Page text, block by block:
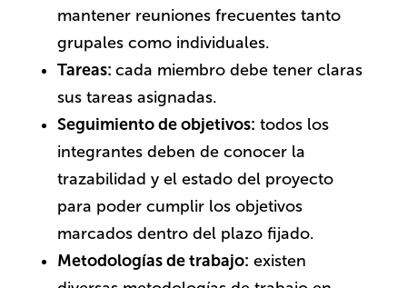
mantener reuniones frecuentes tanto
grupales como individuales.
Tareas: cada miembro debe tener claras
sus tareas asignadas.
Seguimiento de objetivos: todos los
integrantes deben de conocer la
trazabilidad y el estado del proyecto
para poder cumplir los objetivos
marcados dentro del plazo fijado.
Metodologías de trabajo: existen